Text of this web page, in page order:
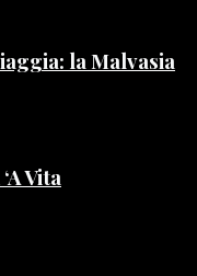
la Malvasia
Vita